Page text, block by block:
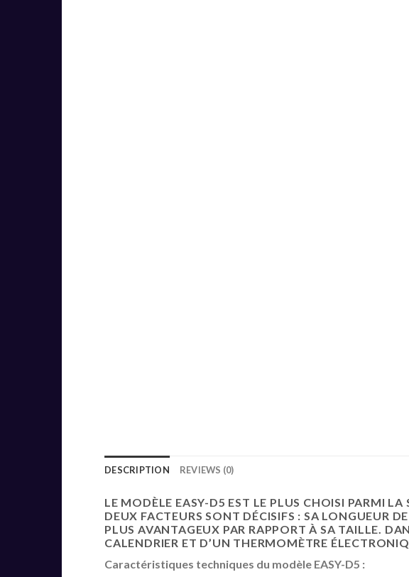
DESCRIPTION REVIEWS (0)
LE MODÈLE EASY-D5 EST LE PLUS CHOISI PARMI LA
DEUX FACTEURS SONT DÉCISIFS : SA LONGUEUR
PLUS AVANTAGEUX PAR RAPPORT À SA TAILLE.
CALENDRIER ET D’UN THERMOMÈTRE
Caractéristiques techniques du modèle EASY-D5 :